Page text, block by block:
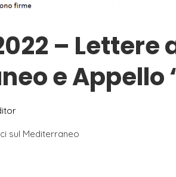
– Lettere
e Appello
sul Mediterraneo